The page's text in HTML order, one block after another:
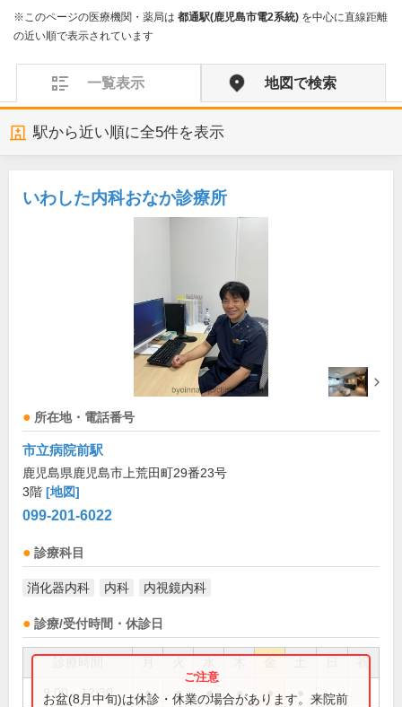
※このページの医療機関・薬局は 都通駅(鹿児島市電2系統) を中心に直線距離
の近い順で表示されています
一覧表示 地図で検索
駅から近い順に全5件を表示
いわした内科おなか診療所
所在地・電話番号
市立病院前駅
鹿児島県鹿児島市上荒田町29番23号
3階 [地図]
099-201-6022
診療科目
消化器内科 内科 内視鏡内科
診療/受付時間・休診日
祝
9:00～12:30 ● ● ● ● ●
お盆(8月中旬)は休診・休業の場合があります。来院前